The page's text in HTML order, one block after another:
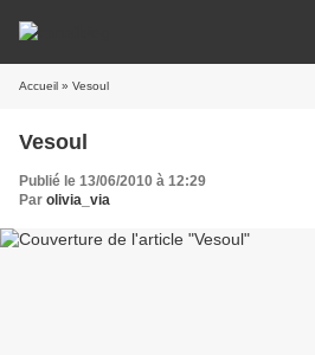
Accueil » Vesoul
Vesoul
Publié le 13/06/2010 à 12:29
Par olivia_via